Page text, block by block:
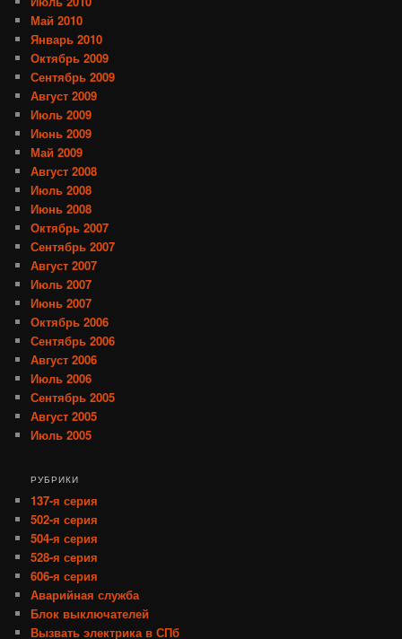
Май 2010
Январь 2010
Октябрь 2009
Сентябрь 2009
Август 2009
Июль 2009
Июнь 2009
Май 2009
Август 2008
Июль 2008
Июнь 2008
Октябрь 2007
Сентябрь 2007
Август 2007
Июль 2007
Июнь 2007
Октябрь 2006
Сентябрь 2006
Август 2006
Июль 2006
Сентябрь 2005
Август 2005
Июль 2005
РУБРИКИ
137-я серия
502-я серия
504-я серия
528-я серия
606-я серия
Аварийная служба
Блок выключателей
Вызвать электрика в СПб